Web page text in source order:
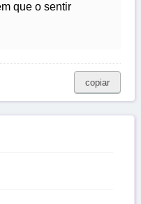
que o sentir
copiar